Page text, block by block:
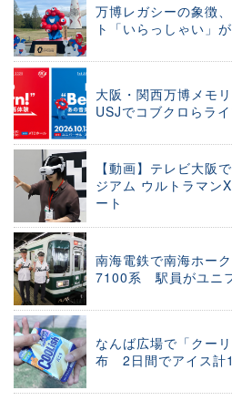
万博レガシーの象徴
ト「いらっしゃい」
大阪・関西万博メモ
USJでコブクロらラ
【動画】テレビ大阪
ジアム ウルトラマン
ート
南海電鉄で南海ホー
7100系 駅員がユニ
なんば広場で「クー
布 2日間でアイス計